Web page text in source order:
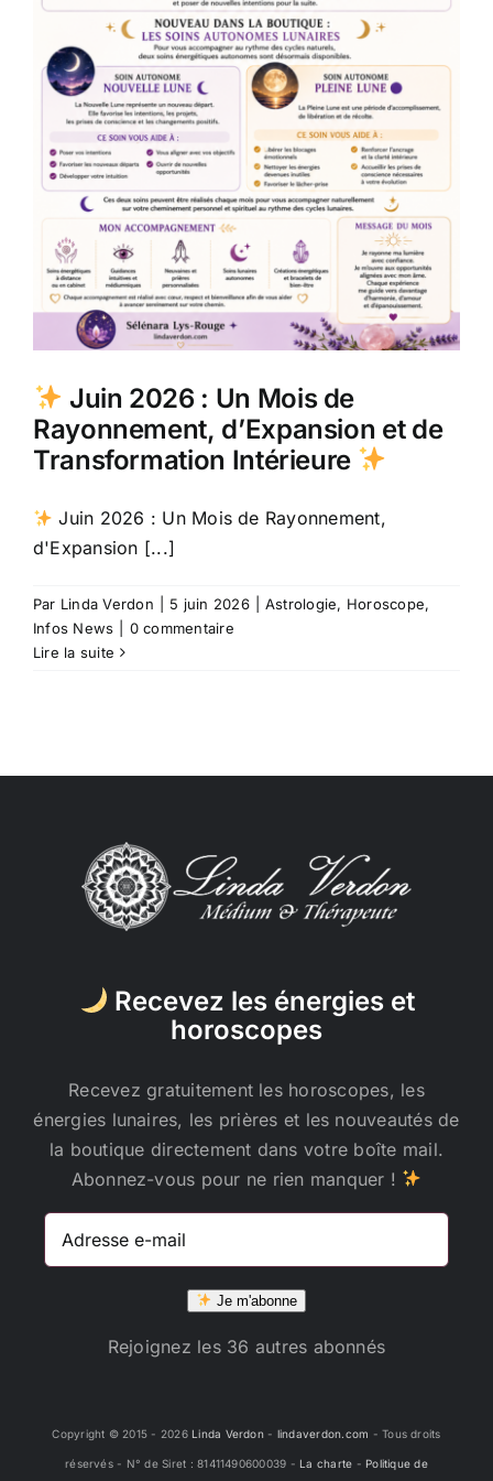
Juin 2026 : Un Mois de
Rayonnement, d’Expansion et de
Transformation Intérieure
Juin 2026 : Un Mois de Rayonnement,
d'Expansion [...]
Par Linda Verdon 5 juin 2026 Astrologie, Horoscope,
Infos News
0 commentaire
Lire la suite
Recevez les énergies et
horoscopes
Recevez gratuitement les horoscopes, les
énergies lunaires, les prières et les nouveautés de
la boutique directement dans votre boîte mail.
Abonnez-vous pour ne rien manquer !
Adresse
Je m'abonne
Rejoignez les 36 autres abonnés
Copyright © 2015 - 2026 Linda Verdon- lindaverdon.com - Tous droits
réservés - N° de Siret : 81411490600039 - La charte - Politique de